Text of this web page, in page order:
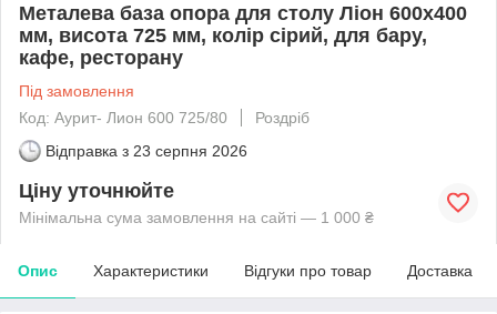
Металева база опора для столу Ліон 600х400
мм, висота 725 мм, колір сірий, для бару,
кафе, ресторану
Під замовлення
Код: Аурит- Лион 600 725/80
Роздріб
Відправка з 23 серпня 2026
Ціну уточнюйте
Мінімальна сума замовлення на сайті — 1 000 ₴
Опис Характеристики Відгуки про товар Доставка